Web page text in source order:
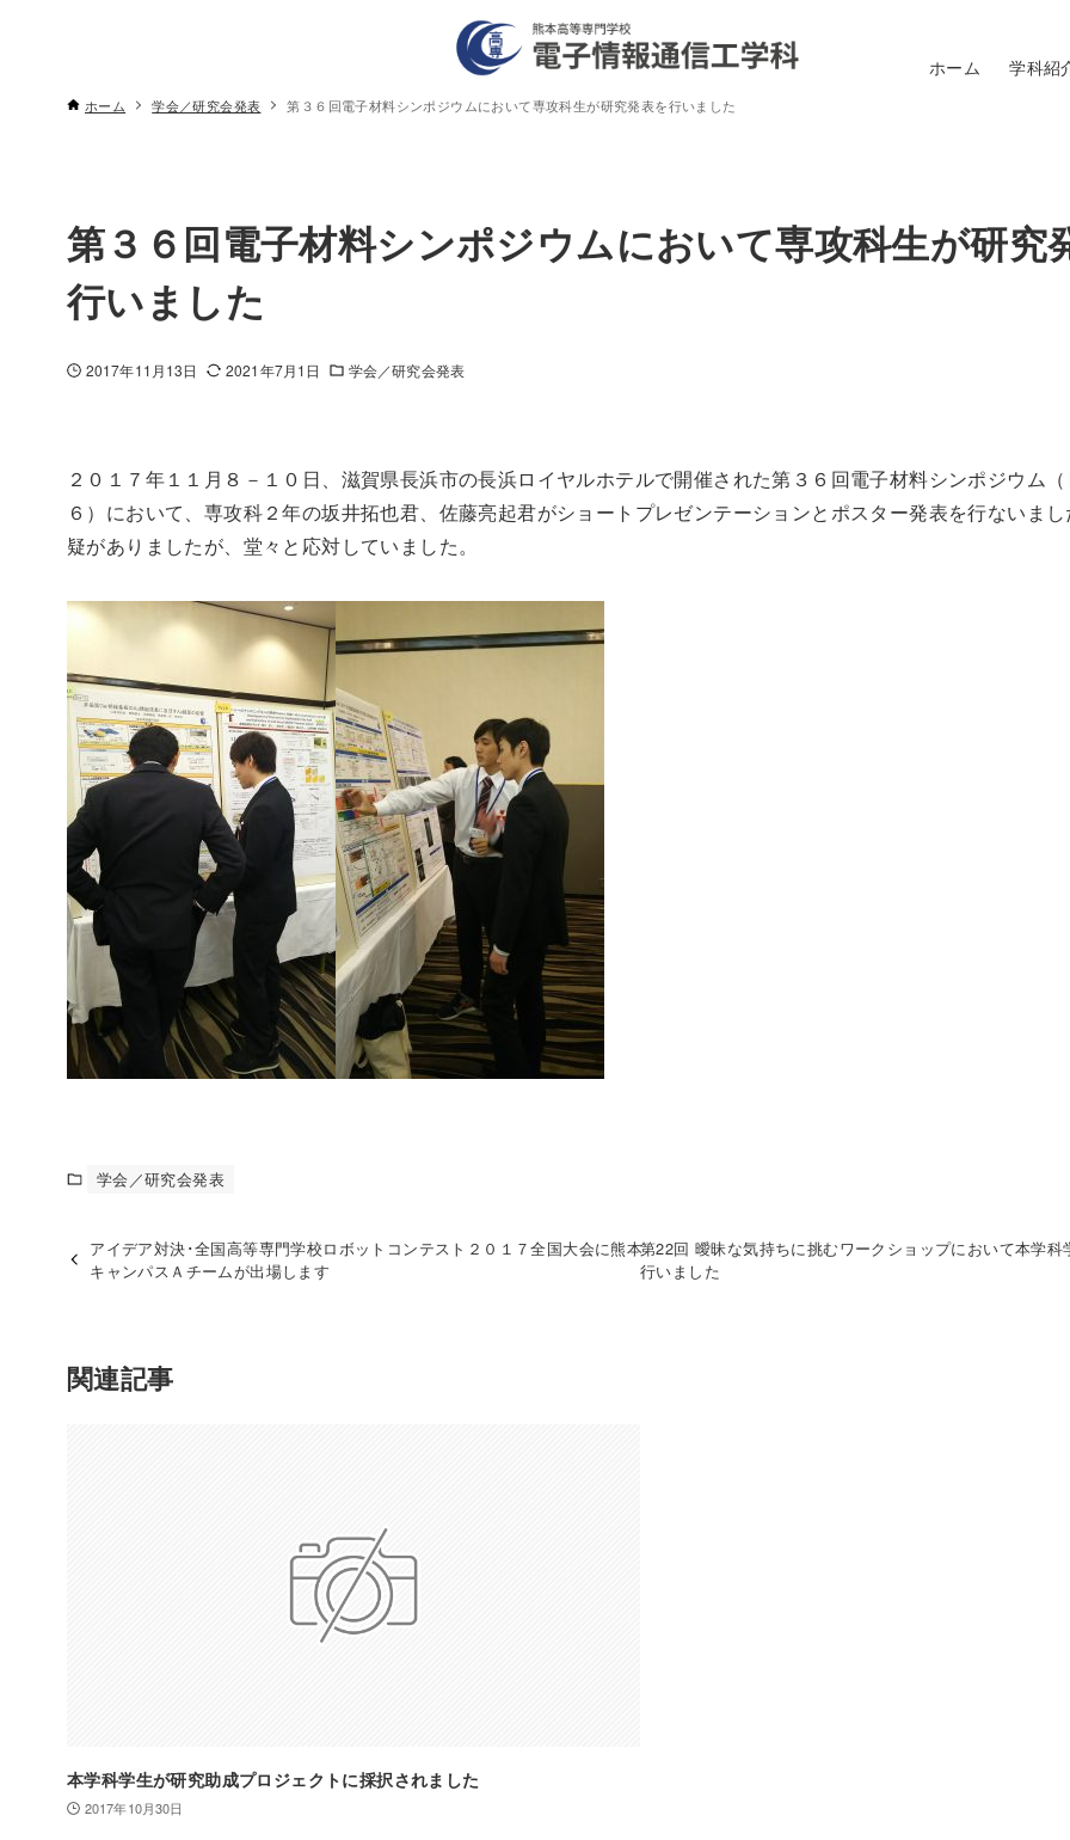
ホーム 学科紹
ホーム 学会／研究会発表 第３６回電子材料シンポジウムにおいて専攻科生が研究発表を行いました
第３６回電子材料シンポジウムにおいて専攻科生が研究
行いました
2017年11月13日 2021年7月1日 学会／研究会発表
２０１７年１１月８－１０日、滋賀県長浜市の長浜ロイヤルホテルで開催された第３６回電子材料シンポジウム（
６）において、専攻科２年の坂井拓也君、佐藤亮起君がショートプレゼンテーションとポスター発表を行ないまし
疑がありましたが、堂々と応対していました。
学会／研究会発表
アイデア対決･全国高等専門学校ロボットコンテスト２０１７全国大会に熊本
キャンパスＡチームが出場します
第22回 曖昧な気持ちに挑むワークショップにおいて本学科
行いました
関連記事
本学科学生が研究助成プロジェクトに採択されました
2017年10月30日